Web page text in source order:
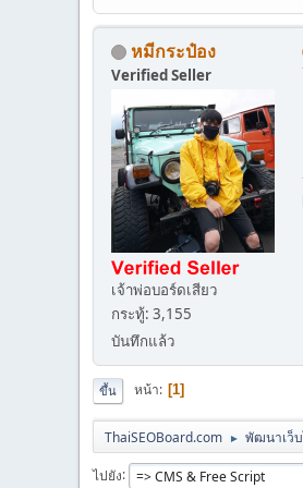
หมีกระป๋อง
Verified Seller
เจ้าพ่อบอร์ดเสียว
กระทู้: 3,155
บันทึกแล้ว
ขึ้น หน้า 1
ThaiSEOBoard.com ► พัฒนาเว็
ไปยัง